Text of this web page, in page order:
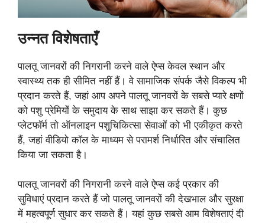
उन्नत विशेषताएँ
पालतू जानवरों की निगरानी करने वाले ऐप्स केवल स्थान और
स्वास्थ्य तक ही सीमित नहीं हैं। वे सामाजिक संपर्क जैसे विकल्प भी
प्रदान करते हैं, जहां आप अपने पालतू जानवरों के सबसे प्यारे क्षणों
को पशु प्रेमियों के समुदाय के साथ साझा कर सकते हैं। कुछ
प्लेटफॉर्म तो ऑनलाइन पशुचिकित्सा सेवाओं को भी एकीकृत करते
हैं, जहां वीडियो कॉल के माध्यम से परामर्श निर्धारित और संचालित
किया जा सकता है।
पालतू जानवरों की निगरानी करने वाले ऐप्स कई प्रकार की
सुविधाएं प्रदान करते हैं जो पालतू जानवरों की देखभाल और सुरक्षा
में महत्वपूर्ण सुधार कर सकते हैं। यहां कुछ सबसे आम विशेषताएं दी